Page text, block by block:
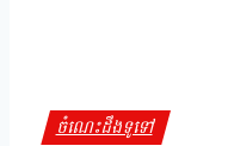
ចំណេះដឹងទូទៅ